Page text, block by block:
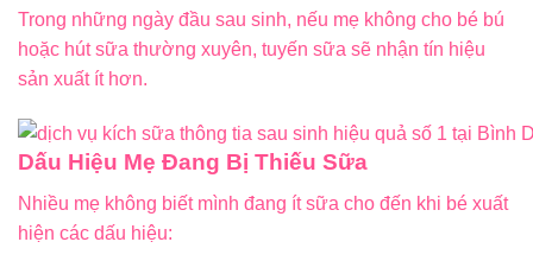
Trong những ngày đầu sau sinh, nếu mẹ không cho bé bú
hoặc hút sữa thường xuyên, tuyến sữa sẽ nhận tín hiệu
sản xuất ít hơn.
Dấu Hiệu Mẹ Đang Bị Thiếu Sữa
Nhiều mẹ không biết mình đang ít sữa cho đến khi bé xuất
hiện các dấu hiệu: